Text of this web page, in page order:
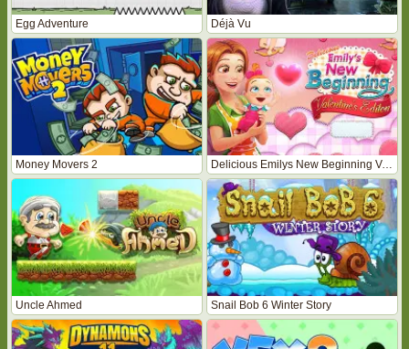
Egg Adventure Déjà Vu
Money Movers 2 Delicious Emilys New Beginning Valentines Edition
Uncle Ahmed Snail Bob 6 Winter Story